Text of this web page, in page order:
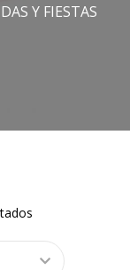
Y FIESTAS